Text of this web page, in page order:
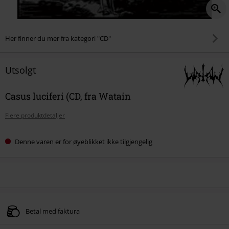
Her finner du mer fra kategori "CD"
Utsolgt
Casus luciferi (CD, fra Watain
Flere produktdetaljer
Denne varen er for øyeblikket ikke tilgjengelig
Betal med faktura